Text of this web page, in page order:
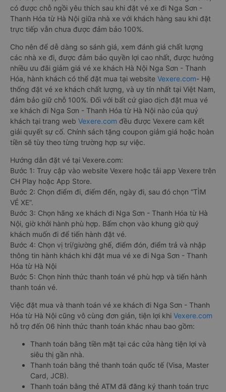
có được chỗ ngồi yêu thích sau khi đặt vé xe đi Nga Sơn -
Thanh Hóa từ Hà Nội giữa nhà xe với khách hàng sau khi đặt
trực tiếp vẫn chưa được đảm bảo 100%.
Cho nên để dễ dàng so sánh giá, xem đánh giá chất lượng
các nhà xe đi, được đảm bảo quyền lợi cao nhất, được hưởng
nhiều ưu đãi giảm giá vé xe khách Hà Nội Nga Sơn - Thanh
Hóa, hành khách có thể đặt mua tại website Vexere.com- Hệ
thống đặt vé xe khách chất lượng, và uy tín nhất tại Việt Nam,
đảm bảo giữ chỗ 100%. Đối với bất cứ giao dịch đặt mua vé
xe khách đi Nga Sơn - Thanh Hóa từ Hà Nội nào của quý
khách tại trang web Vexere.com đều được Vexere cam kết
giải quyết sự cố. Chính sách tặng coupon giảm giá hoặc hoàn
tiền sẽ tùy theo từng trường hợp sự việc.
Hướng dẫn đặt vé tại Vexere.com:
Bước 1: Truy cập vào website Vexere hoặc tải app Vexere trên
CH Play hoặc App Store.
Bước 2: Chọn điểm đi, điểm đến, ngày đi, sau đó chọn “TÌM
VÉ XE”.
Bước 3: Chọn hãng xe khách đi Nga Sơn - Thanh Hóa từ Hà
Nội, giờ khởi hành phù hợp. Bấm chọn vào khung giờ quý
khách muốn đi để tiến hành đặt vé.
Bước 4: Chọn vị trí/giường ghế, điểm đón, điểm trả và nhập
thông tin hành khách khi đặt mua vé xe đi Nga Sơn - Thanh
Hóa từ Hà Nội
Bước 5: Chọn hình thức thanh toán vé phù hợp và tiến hành
thanh toán vé.
Việc đặt mua và thanh toán vé xe khách đi Nga Sơn - Thanh
Hóa từ Hà Nội cũng vô cùng đơn giản, tiện lợi khi Vexere.com
hỗ trợ đến 06 hình thức thanh toán khác nhau bao gồm:
Thanh toán bằng tiền mặt tại các cửa hàng tiện lợi và
siêu thị gần nhà.
Thanh toán bằng thẻ thanh toán quốc tế (Visa, Master
Card, JCB).
Thanh toán bằng thẻ ATM đã đăng ký thanh toán trực